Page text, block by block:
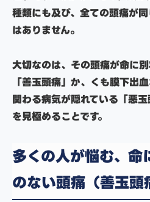
種類にも及び、全ての頭痛が
はありません。
大切なのは、その頭痛が命に
「善玉頭痛」か、くも膜下出
関わる病気が隠れている 「悪
を見極めることです。
多くの人が悩む、命
のない頭痛（善玉頭